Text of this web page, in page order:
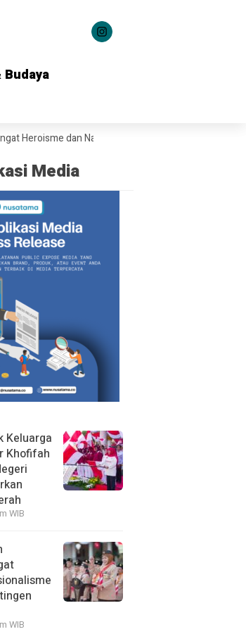
dan Nasionalisme kepada 1.537 Kontingen
Media
Keluarga
Khofifah
WIB
WIB